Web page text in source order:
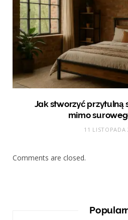
Jak stworzyć przytulną
mimo
11 LISTOPADA
Comments are closed.